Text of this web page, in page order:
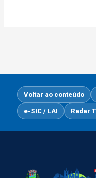
Voltar ao conteúdo
e-SIC / LAI Radar